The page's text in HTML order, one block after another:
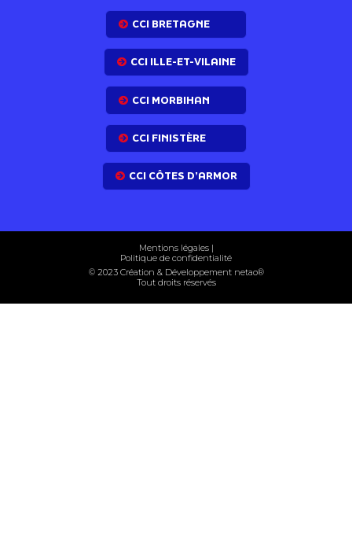
CCI BRETAGNE
CCI ILLE-ET-VILAINE
CCI MORBIHAN
CCI FINISTÈRE
CCI CÔTES D’ARMOR
Mentions légales |
Politique de confidentialité
© 2023 Création & Développement netao®
Tout droits réservés